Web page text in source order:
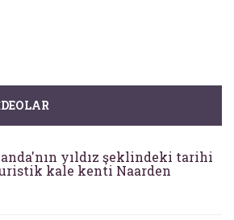
yıldız şeklindeki tarihi
kale kenti Naarden